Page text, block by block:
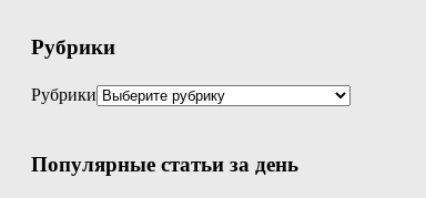
Рубрики
Рубрики
Популярные статьи за день